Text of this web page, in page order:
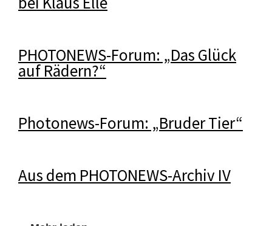
PHOTONEWS-Forum: „Das Glück
auf Rädern?“
Photonews-Forum: „Bruder Tier“
Aus dem PHOTONEWS-Archiv IV